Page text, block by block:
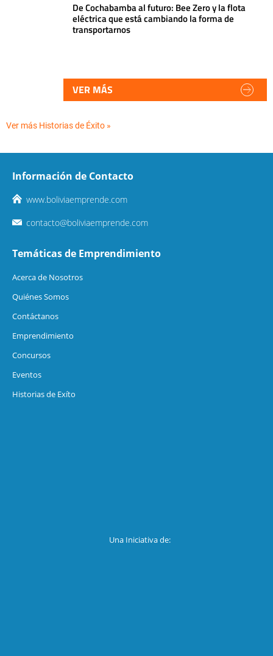
De Cochabamba al futuro: Bee Zero y la flota
eléctrica que está cambiando la forma de
transportarnos
VER MÁS
Ver más Historias de Éxito »
Información de Contacto
www.boliviaemprende.com
contacto@boliviaemprende.com
Temáticas de Emprendimiento
Acerca de Nosotros
Quiénes Somos
Contáctanos
Emprendimiento
Concursos
Eventos
Historias de Exíto
Una Iniciativa de: